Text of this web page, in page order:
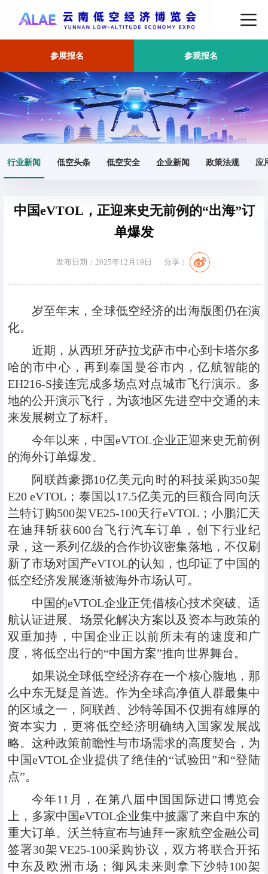
参展报名 参观报名
行业新闻 低空头条 低空安全 企业新闻 政策法规 应
首页 行业新闻 正文
中国eVTOL，正迎来史无前例的“出海”订
单爆发
发布日期：2025年12月19日 分享：
岁至年末，全球低空经济的出海版图仍在演
化。
近期，从西班牙萨拉戈萨市中心到卡塔尔多
哈的市中心，再到泰国曼谷市内，亿航智能的
EH216-S接连完成多场点对点城市飞行演示。多
地的公开演示飞行，为该地区先进空中交通的未
来发展树立了标杆。
今年以来，中国eVTOL企业正迎来史无前例
的海外订单爆发。
阿联酋豪掷10亿美元向时的科技采购350架
E20 eVTOL；泰国以17.5亿美元的巨额合同向沃
兰特订购500架VE25-100天行eVTOL；小鹏汇天
在迪拜斩获600台飞行汽车订单，创下行业纪
录，这一系列亿级的合作协议密集落地，不仅刷
新了市场对国产eVTOL的认知，也印证了中国的
低空经济发展逐渐被海外市场认可。
中国的eVTOL企业正凭借核心技术突破、适
航认证进展、场景化解决方案以及资本与政策的
双重加持，中国企业正以前所未有的速度和广
度，将低空出行的“中国方案”推向世界舞台。
如果说全球低空经济存在一个核心腹地，那
么中东无疑是首选。作为全球高净值人群最集中
的区域之一，阿联酋、沙特等国不仅拥有雄厚的
资本实力，更将低空经济明确纳入国家发展战
略。这种政策前瞻性与市场需求的高度契合，为
中国eVTOL企业提供了绝佳的“试验田”和“登陆
点”。
今年11月，在第八届中国国际进口博览会
上，多家中国eVTOL企业集中披露了来自中东的
重大订单。沃兰特宣布与迪拜一家航空金融公司
签署30架VE25-100采购协议，双方将联合开拓
中东及欧洲市场；御风未来则拿下沙特100架